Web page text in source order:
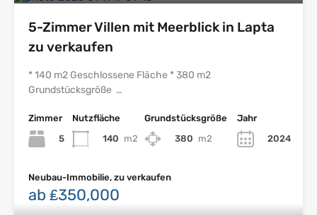
5-Zimmer Villen mit Meerblick in Lapta
zu verkaufen
* 140 m2 Geschlossene Fläche * 380 m2
Grundstücksgröße …
Zimmer
5
Nutzfläche
140 m2
Grundstücksgröße
380 m2
Jahr
2024
Neubau-Immobilie, zu verkaufen
ab ₤350,000